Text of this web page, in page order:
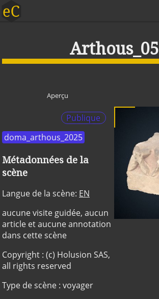
Arthous_05
Aperçu
Publique
doma_arthous_2025
Métadonnées de la
scène
Langue de la scène: EN
aucune visite guidée, aucun
article et aucune annotation
dans cette scène
Copyright : (c) Holusion SAS,
all rights reserved
Type de scène : voyager